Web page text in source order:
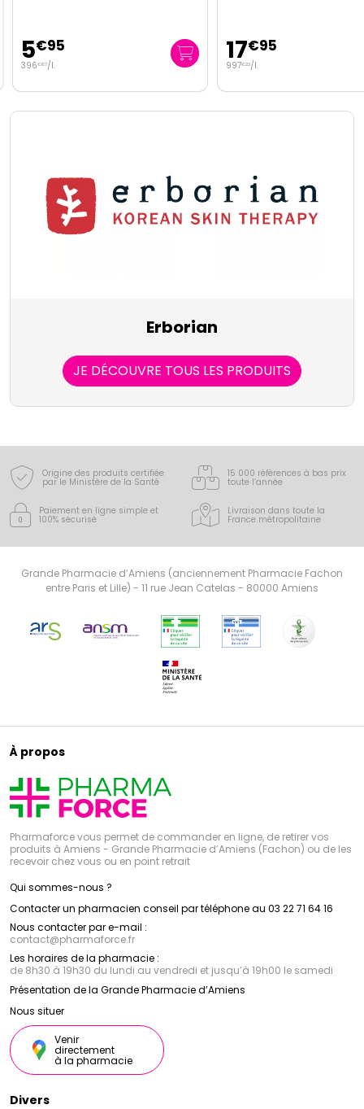
5€95
396€67/l. 17€95
997€22/l.
Erborian
JE DÉCOUVRE TOUS LES PRODUITS
Origine des produits certifiée
par le Ministère de la Santé
15 000 références à bas prix
toute l’année
Paiement en ligne simple et
100% sécurisé
Livraison dans toute la
France métropolitaine
Grande Pharmacie d’Amiens (anciennement Pharmacie Fachon
entre Paris et Lille) - 11 rue Jean Catelas - 80000 Amiens
À propos
Pharmaforce vous permet de commander en ligne, de retirer vos
produits à Amiens - Grande Pharmacie d’Amiens (Fachon) ou de les
recevoir chez vous ou en point retrait
Qui sommes-nous ?
Contacter un pharmacien conseil par téléphone au 03 22 71 64 16
Nous contacter par e-mail :
contact@pharmaforce.fr
Les horaires de la pharmacie :
de 8h30 à 19h30 du lundi au vendredi et jusqu’à 19h00 le samedi
Présentation de la Grande Pharmacie d’Amiens
Nous situer
Venir
directement
à la pharmacie
Divers